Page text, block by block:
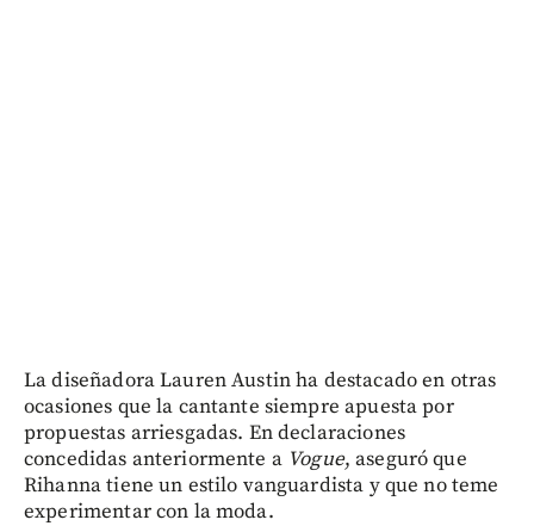
La diseñadora Lauren Austin ha destacado en otras
ocasiones que la cantante siempre apuesta por
propuestas arriesgadas. En declaraciones
concedidas anteriormente a Vogue, aseguró que
Rihanna tiene un estilo vanguardista y que no teme
experimentar con la moda.